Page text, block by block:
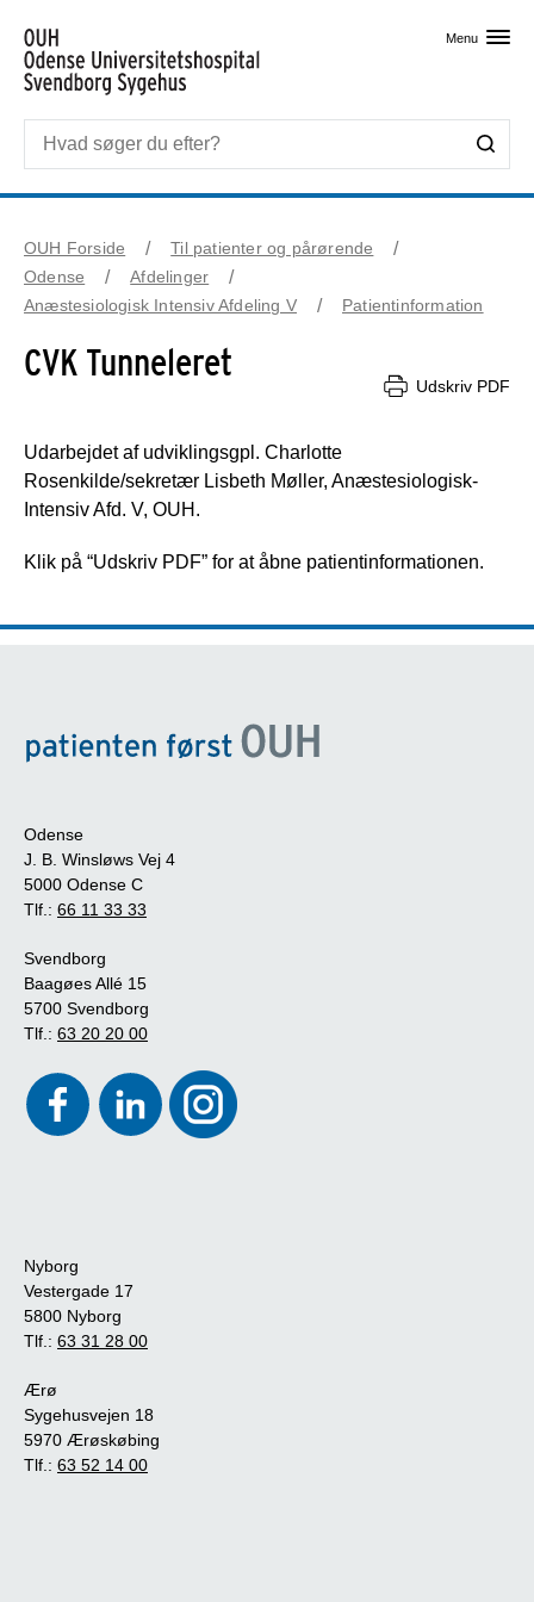
Menu
OUH Forside
Til patienter og pårørende
Odense
Afdelinger
Anæstesiologisk Intensiv Afdeling V
Patientinformation
CVK Tunneleret
Udskriv PDF
Udarbejdet af udviklingsgpl. Charlotte
Rosenkilde/sekretær Lisbeth Møller, Anæstesiologisk-
Intensiv Afd. V, OUH.
Klik på “Udskriv PDF” for at åbne patientinformationen.
Odense
J. B. Winsløws Vej 4
5000 Odense C
Tlf.: 66 11 33 33
Svendborg
Baagøes Allé 15
5700 Svendborg
Tlf.: 63 20 20 00
Nyborg
Vestergade 17
5800 Nyborg
Tlf.: 63 31 28 00
Ærø
Sygehusvejen 18
5970 Ærøskøbing
Tlf.: 63 52 14 00